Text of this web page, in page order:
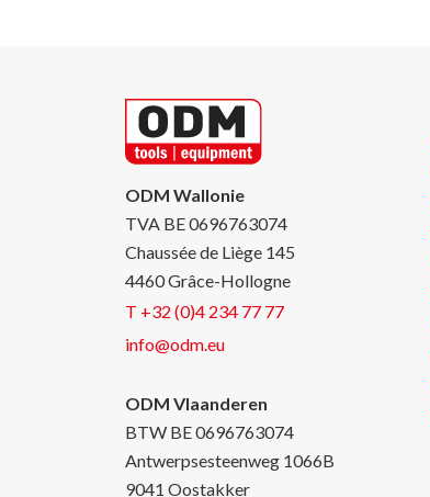
ODM Wallonie
TVA BE 0696763074
Chaussée de Liège 145
4460 Grâce-Hollogne
T +32 (0)4 234 77 77
info@odm.eu
ODM Vlaanderen
BTW BE 0696763074
Antwerpsesteenweg 1066B
9041 Oostakker